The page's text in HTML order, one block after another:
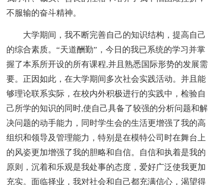
不服输的奋斗精神。
大学期间，我不断完善自己的知识结构，提高自己
的综合素质。“天道酬勤”，今日的我已系统的学习并掌
握了本系所开设的所有课程,并且熟悉国际形势的发展需
要。正因如此，在大学期间多次社会实践活动。并且能
够理论联系实际，在校内外积极进行的实践中，检验自
己所学的知识的同时,使自己具备了较强的分析问题和解
决问题的动手能力，同时学生会的生活更增强了我的高
组织和领导及管理能力，特别是在模特公司时在舞台上
的风姿更加增强了我的胆略和自信。自信和执着是我的
原则，沉着和乐观是我处事的态度，爱好广泛使我更加
充实。面临择业，我对社会和自己都充满信心，渴望得